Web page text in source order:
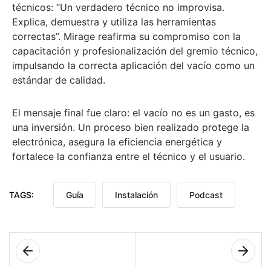
técnicos: “Un verdadero técnico no improvisa.
Explica, demuestra y utiliza las herramientas
correctas”. Mirage reafirma su compromiso con la
capacitación y profesionalización del gremio técnico,
impulsando la correcta aplicación del vacío como un
estándar de calidad.
El mensaje final fue claro: el vacío no es un gasto, es
una inversión. Un proceso bien realizado protege la
electrónica, asegura la eficiencia energética y
fortalece la confianza entre el técnico y el usuario.
TAGS: Guía Instalación Podcast